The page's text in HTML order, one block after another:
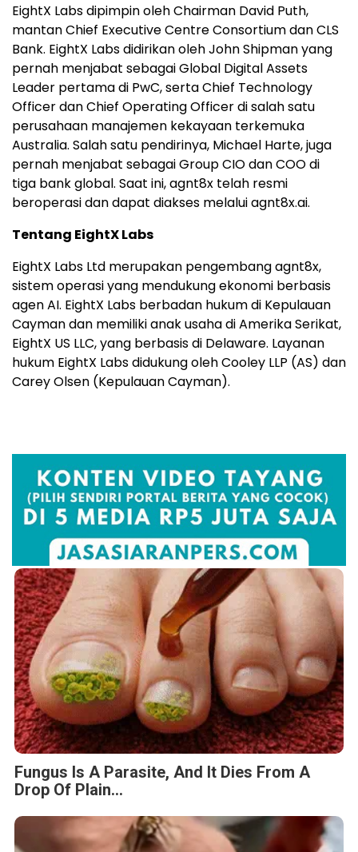
EightX Labs dipimpin oleh Chairman David Puth,
mantan Chief Executive Centre Consortium dan CLS
Bank. EightX Labs didirikan oleh John Shipman yang
pernah menjabat sebagai Global Digital Assets
Leader pertama di PwC, serta Chief Technology
Officer dan Chief Operating Officer di salah satu
perusahaan manajemen kekayaan terkemuka
Australia. Salah satu pendirinya, Michael Harte, juga
pernah menjabat sebagai Group CIO dan COO di
tiga bank global. Saat ini, agnt8x telah resmi
beroperasi dan dapat diakses melalui agnt8x.ai.
Tentang EightX Labs
EightX Labs Ltd merupakan pengembang agnt8x,
sistem operasi yang mendukung ekonomi berbasis
agen AI. EightX Labs berbadan hukum di Kepulauan
Cayman dan memiliki anak usaha di Amerika Serikat,
EightX US LLC, yang berbasis di Delaware. Layanan
hukum EightX Labs didukung oleh Cooley LLP (AS) dan
Carey Olsen (Kepulauan Cayman).
Fungus Is A Parasite, And It Dies From A
Drop Of Plain...